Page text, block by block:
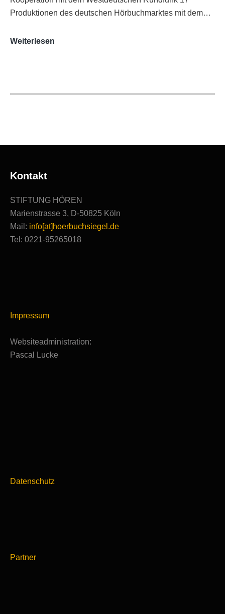
Produktionen des deutschen Hörbuchmarktes mit dem…
Weiterlesen
Ausgezeichnete
Kontakt
STIFTUNG HÖREN
Marienstrasse 3, D-50825 Köln
Mail: info[at]hoerbuchsiegel.de
Tel: 0221-95265018
Impressum
Websiteadministration:
Pascal Lucke
Datenschutz
Partner